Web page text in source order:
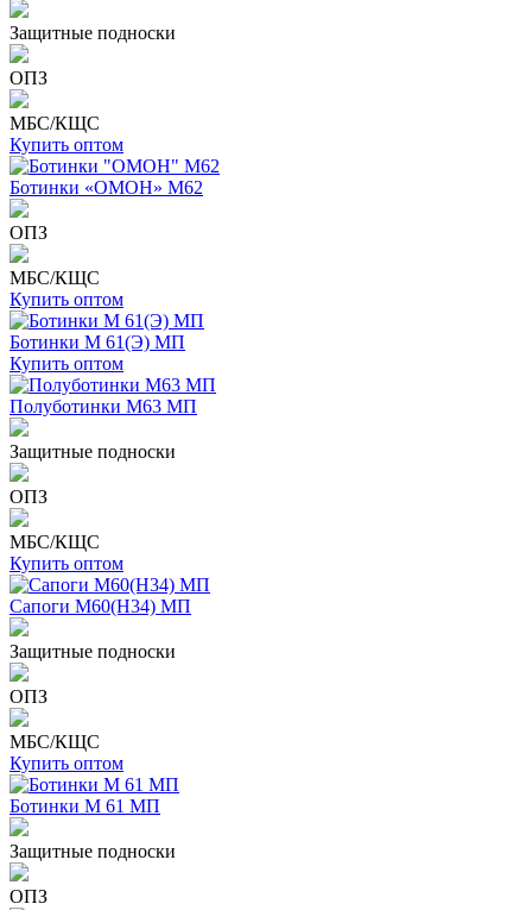
Защитные подноски
ОПЗ
МБС/КЩС
Купить оптом
Ботинки «ОМОН» М62
ОПЗ
МБС/КЩС
Купить оптом
Ботинки М 61(Э) МП
Купить оптом
Полуботинки М63 МП
Защитные подноски
ОПЗ
МБС/КЩС
Купить оптом
Сапоги М60(Н34) МП
Защитные подноски
ОПЗ
МБС/КЩС
Купить оптом
Ботинки М 61 МП
Защитные подноски
ОПЗ